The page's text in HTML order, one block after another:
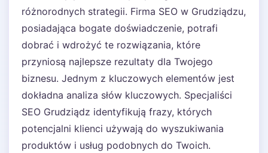
różnorodnych strategii. Firma SEO w Grudziądzu,
posiadająca bogate doświadczenie, potrafi
dobrać i wdrożyć te rozwiązania, które
przyniosą najlepsze rezultaty dla Twojego
biznesu. Jednym z kluczowych elementów jest
dokładna analiza słów kluczowych. Specjaliści
SEO Grudziądz identyfikują frazy, których
potencjalni klienci używają do wyszukiwania
produktów i usług podobnych do Twoich.